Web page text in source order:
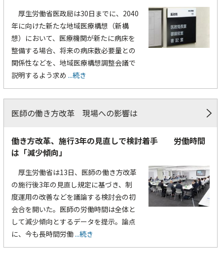
厚生労働省医政局は30日までに、2040
年に向けた新たな地域医療構想（新構
想）において、医療機関が新たに病床を
整備する場合、将来の病床数必要量との
関係性などを、地域医療構想調整会議で
説明するよう求め ...続き
医師の働き方改革 現場への影響は
働き方改革、施行3年の見直しで検討着手 労働時間
は「減少傾向」
厚生労働省は13日、医師の働き方改革
の施行後3年の見直し規定に基づき、制
度運用の改善などを議論する検討会の初
会合を開いた。医師の労働時間は全体と
して減少傾向とするデータを提示。論点
に、今も長時間労働...続き